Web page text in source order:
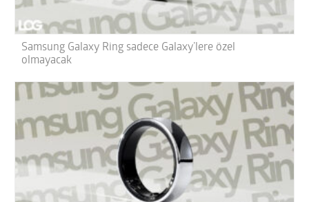
Samsung Galaxy Ring sadece Galaxy’lere özel
olmayacak